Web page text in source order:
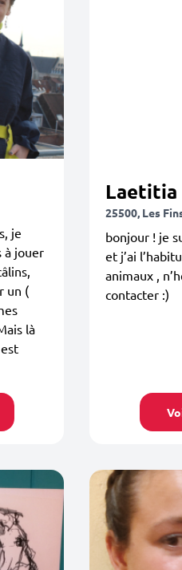
je
à jouer
un (
là
Laetitia
25500, Les
bonjour ! je
et j’ai
animaux ,
contacter :)